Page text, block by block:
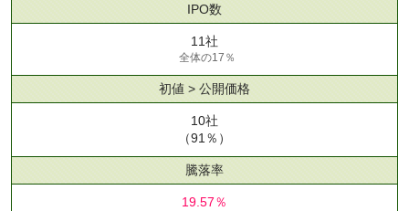
IPO数
11社
全体の17％
初値 > 公開価格
10社
（91％）
騰落率
19.57％